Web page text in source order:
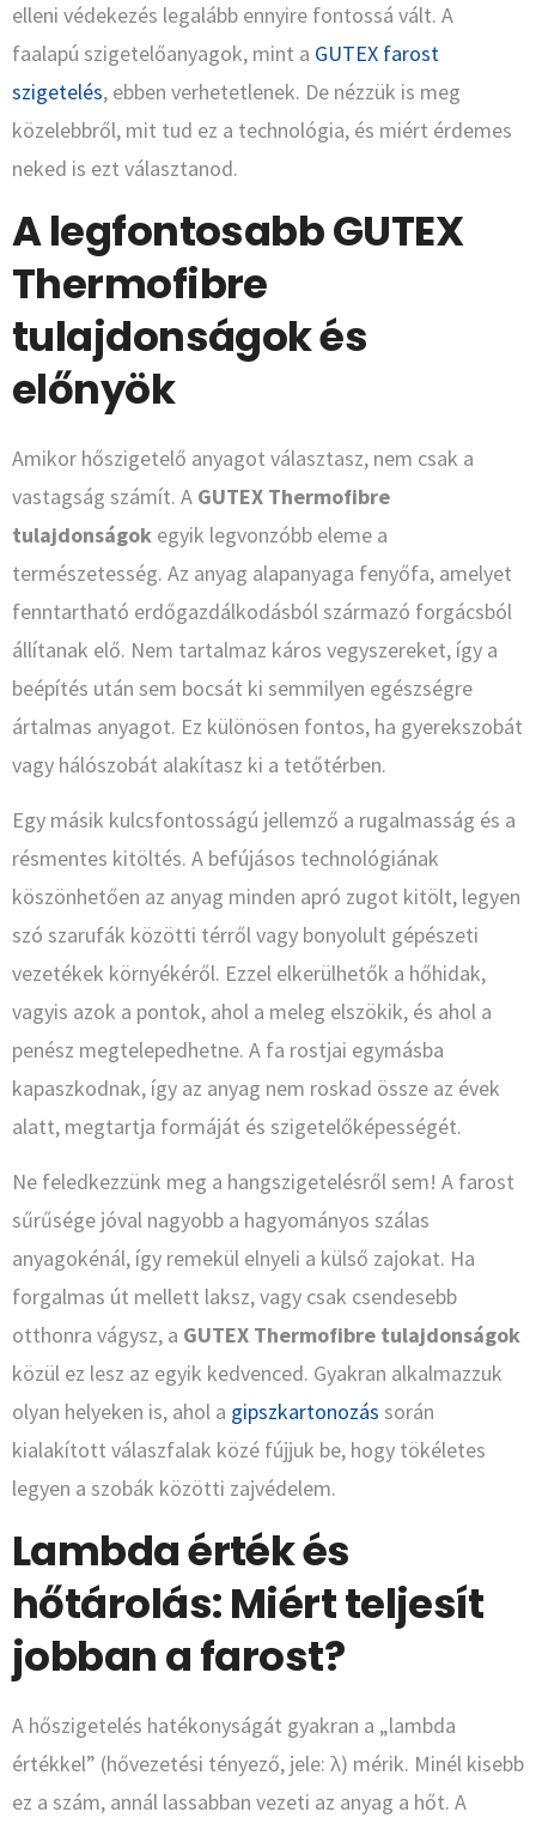
elleni védekezés legalább ennyire fontossá vált. A
faalapú szigetelőanyagok, mint a GUTEX farost
szigetelés, ebben verhetetlenek. De nézzük is meg
közelebbről, mit tud ez a technológia, és miért érdemes
neked is ezt választanod.
A legfontosabb GUTEX
Thermofibre
tulajdonságok és
előnyök
Amikor hőszigetelő anyagot választasz, nem csak a
vastagság számít. A GUTEX Thermofibre
tulajdonságok egyik legvonzóbb eleme a
természetesség. Az anyag alapanyaga fenyőfa, amelyet
fenntartható erdőgazdálkodásból származó forgácsból
állítanak elő. Nem tartalmaz káros vegyszereket, így a
beépítés után sem bocsát ki semmilyen egészségre
ártalmas anyagot. Ez különösen fontos, ha gyerekszobát
vagy hálószobát alakítasz ki a tetőtérben.
Egy másik kulcsfontosságú jellemző a rugalmasság és a
résmentes kitöltés. A befújásos technológiának
köszönhetően az anyag minden apró zugot kitölt, legyen
szó szarufák közötti térről vagy bonyolult gépészeti
vezetékek környékéről. Ezzel elkerülhetők a hőhidak,
vagyis azok a pontok, ahol a meleg elszökik, és ahol a
penész megtelepedhetne. A fa rostjai egymásba
kapaszkodnak, így az anyag nem roskad össze az évek
alatt, megtartja formáját és szigetelőképességét.
Ne feledkezzünk meg a hangszigetelésről sem! A farost
sűrűsége jóval nagyobb a hagyományos szálas
anyagokénál, így remekül elnyeli a külső zajokat. Ha
forgalmas út mellett laksz, vagy csak csendesebb
otthonra vágysz, a GUTEX Thermofibre tulajdonságok
közül ez lesz az egyik kedvenced. Gyakran alkalmazzuk
olyan helyeken is, ahol a gipszkartonozás során
kialakított válaszfalak közé fújjuk be, hogy tökéletes
legyen a szobák közötti zajvédelem.
Lambda érték és
hőtárolás: Miért teljesít
jobban a farost?
A hőszigetelés hatékonyságát gyakran a „lambda
értékkel” (hővezetési tényező, jele: λ) mérik. Minél kisebb
ez a szám, annál lassabban vezeti az anyag a hőt. A